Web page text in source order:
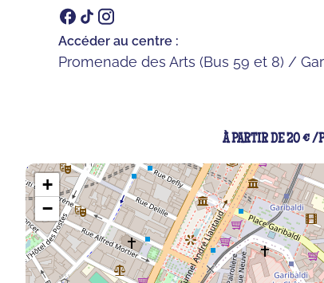
Accéder au centre :
Promenade des Arts (Bus 59 et 8) /
À PARTIR DE 20 € /
+
−